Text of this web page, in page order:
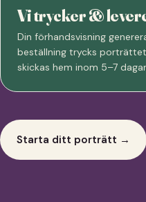
Vi trycker &
Din förhandsvisning
beställning trycks
skickas hem inom 5–7
Starta ditt porträtt →